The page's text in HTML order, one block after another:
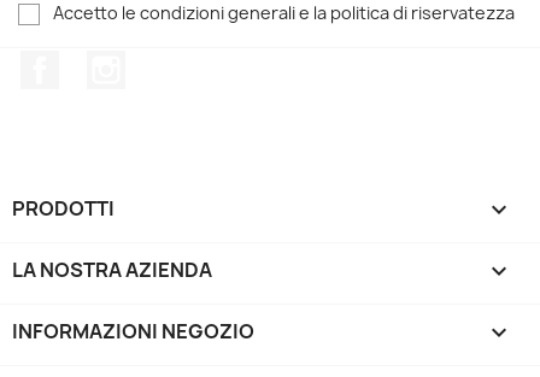
Accetto le condizioni generali e la politica di riservatezza
PRODOTTI 
LA NOSTRA AZIENDA 
INFORMAZIONI NEGOZIO keyboard_arrow_down